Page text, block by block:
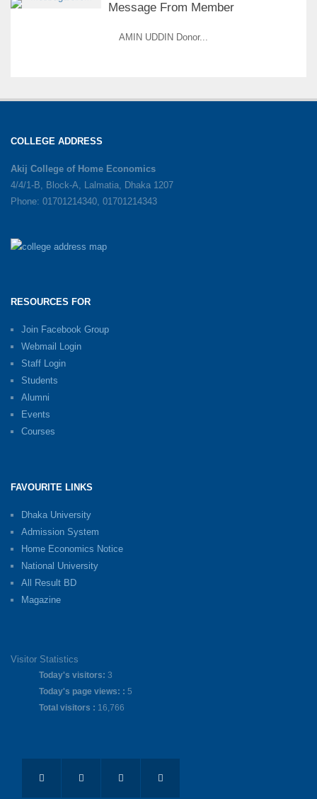
Message From Member
AMIN UDDIN Donor...
COLLEGE ADDRESS
Akij College of Home Economics
4/4/1-B, Block-A, Lalmatia, Dhaka 1207
Phone: 01701214340, 01701214343
RESOURCES FOR
Join Facebook Group
Webmail Login
Staff Login
Students
Alumni
Events
Courses
FAVOURITE LINKS
Dhaka University
Admission System
Home Economics Notice
National University
All Result BD
Magazine
Visitor Statistics
Today's visitors: 3
Today's page views: : 5
Total visitors : 16,766